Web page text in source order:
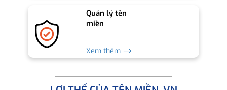
Quản lý tên
miền
Xem thêm ⟶